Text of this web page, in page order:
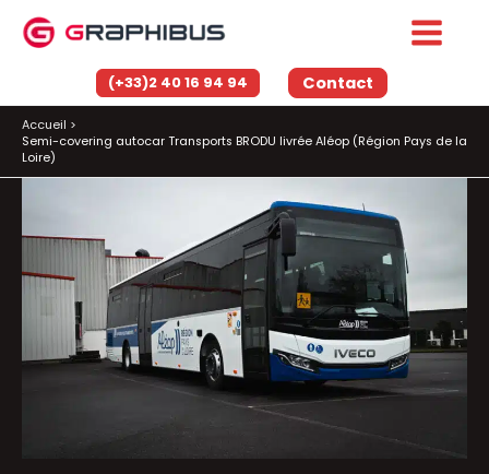
(+33)2 40 16 94 94 Contact
Accueil
Semi-covering autocar Transports BRODU livrée Aléop (Région Pays de la
Loire)